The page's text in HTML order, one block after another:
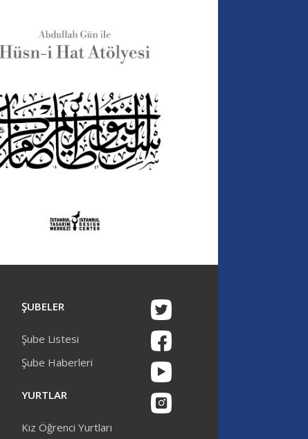
ŞUBELER
Şube Listesi
Şube Haberleri
YURTLAR
Kız Öğrenci Yurtları